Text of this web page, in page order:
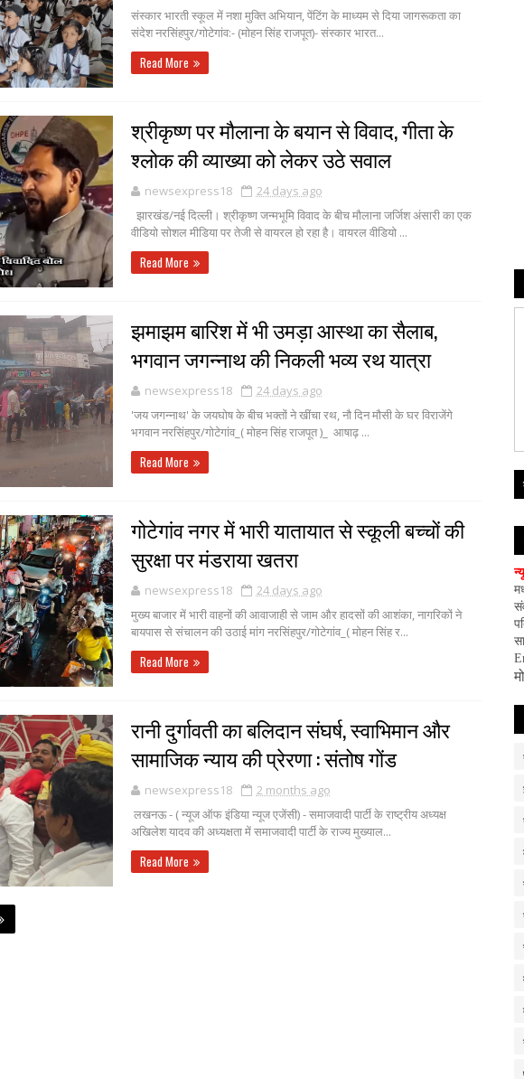
संस्कार भारती स्कूल में नशा मुक्ति अभियान, पेंटिंग के माध्यम से दिया जागरूकता का
संदेश नरसिंहपुर/गोटेगांव:- (मोहन सिंह राजपूत)- संस्कार भारत...
Read More
श्रीकृष्ण पर मौलाना के बयान से विवाद, गीता के
श्लोक की व्याख्या को लेकर उठे सवाल
newsexpress18
24 days ago
झारखंड/नई दिल्ली। श्रीकृष्ण जन्मभूमि विवाद के बीच मौलाना जर्जिश अंसारी का एक
वीडियो सोशल मीडिया पर तेजी से वायरल हो रहा है। वायरल वीडियो ...
Read More
झमाझम बारिश में भी उमड़ा आस्था का सैलाब,
भगवान जगन्नाथ की निकली भव्य रथ यात्रा
newsexpress18
24 days ago
'जय जगन्नाथ' के जयघोष के बीच भक्तों ने खींचा रथ, नौ दिन मौसी के घर विराजेंगे
भगवान नरसिंहपुर/गोटेगांव_( मोहन सिंह राजपूत )_ आषाढ़ ...
Read More
गोटेगांव नगर में भारी यातायात से स्कूली बच्चों की
सुरक्षा पर मंडराया खतरा
newsexpress18
24 days ago
मुख्य बाजार में भारी वाहनों की आवाजाही से जाम और हादसों की आशंका, नागरिकों ने
बायपास से संचालन की उठाई मांग नरसिंहपुर/गोटेगांव_( मोहन सिंह र...
Read More
रानी दुर्गावती का बलिदान संघर्ष, स्वाभिमान और
सामाजिक न्याय की प्रेरणा : संतोष गोंड
newsexpress18
2 months ago
लखनऊ - ( न्यूज ऑफ इंडिया न्यूज एजेंसी) - समाजवादी पार्टी के राष्ट्रीय अध्यक्ष
अखिलेश यादव की अध्यक्षता में समाजवादी पार्टी के राज्य मुख्याल...
Read More